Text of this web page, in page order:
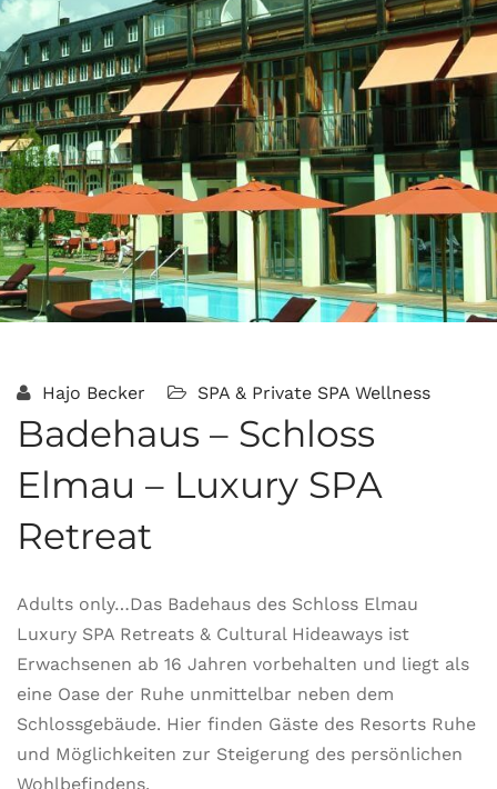
Hajo Becker SPA & Private SPA Wellness
Badehaus – Schloss
Elmau – Luxury SPA
Retreat
Adults only…Das Badehaus des Schloss Elmau
Luxury SPA Retreats & Cultural Hideaways ist
Erwachsenen ab 16 Jahren vorbehalten und liegt als
eine Oase der Ruhe unmittelbar neben dem
Schlossgebäude. Hier finden Gäste des Resorts Ruhe
und Möglichkeiten zur Steigerung des persönlichen
Wohlbefindens.